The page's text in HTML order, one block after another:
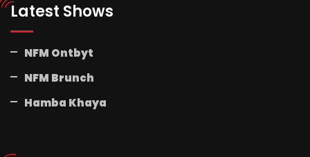
Latest Shows
NFM Ontbyt
NFM Brunch
Hamba Khaya